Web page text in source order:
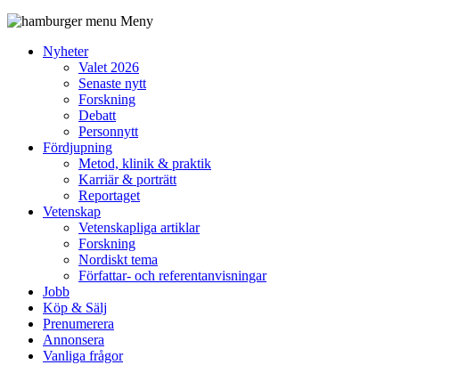
Meny
Nyheter
Valet 2026
Senaste nytt
Forskning
Debatt
Personnytt
Fördjupning
Metod, klinik & praktik
Karriär & porträtt
Reportaget
Vetenskap
Vetenskapliga artiklar
Forskning
Nordiskt tema
Författar- och referentanvisningar
Jobb
Köp & Sälj
Prenumerera
Annonsera
Vanliga frågor